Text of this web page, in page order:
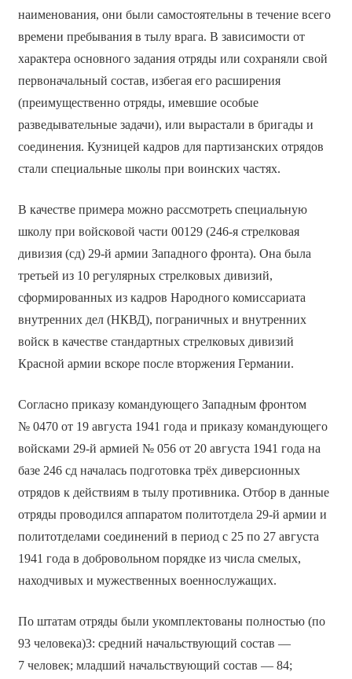
наименования, они были самостоятельны в течение всего
времени пребывания в тылу врага. В зависимости от
характера основного задания отряды или сохраняли свой
первоначальный состав, избегая его расширения
(преимущественно отряды, имевшие особые
разведывательные задачи), или вырастали в бригады и
соединения. Кузницей кадров для партизанских отрядов
стали специальные школы при воинских частях.
В качестве примера можно рассмотреть специальную
школу при войсковой части 00129 (246-я стрелковая
дивизия (сд) 29-й армии Западного фронта). Она была
третьей из 10 регулярных стрелковых дивизий,
сформированных из кадров Народного комиссариата
внутренних дел (НКВД), пограничных и внутренних
войск в качестве стандартных стрелковых дивизий
Красной армии вскоре после вторжения Германии.
Согласно приказу командующего Западным фронтом
№ 0470 от 19 августа 1941 года и приказу командующего
войсками 29-й армией № 056 от 20 августа 1941 года на
базе 246 сд началась подготовка трёх диверсионных
отрядов к действиям в тылу противника. Отбор в данные
отряды проводился аппаратом политотдела 29-й армии и
политотделами соединений в период с 25 по 27 августа
1941 года в добровольном порядке из числа смелых,
находчивых и мужественных военнослужащих.
По штатам отряды были укомплектованы полностью (по
93 человека)3: средний начальствующий состав —
7 человек; младший начальствующий состав — 84;